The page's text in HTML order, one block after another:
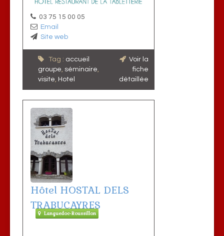
03 75 15 00 05
Email
Site web
Tag : accueil
groupe, séminaire,
visite, Hotel
Voir la
fiche
détaillée
Hôtel HOSTAL DELS
TRABUCAYRES
Languedoc-Roussillon